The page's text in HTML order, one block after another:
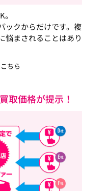
ックからだけです。複
悩まされることはあり
ちら
取価格が提示！